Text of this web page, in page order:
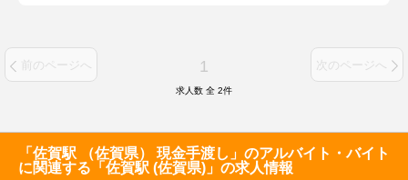
前のページへ 1 次のページへ
求人数 全 2件
「佐賀駅 （佐賀県） 現金手渡し」のアルバイト・バイト
に関連する「佐賀駅 (佐賀県)」の求人情報